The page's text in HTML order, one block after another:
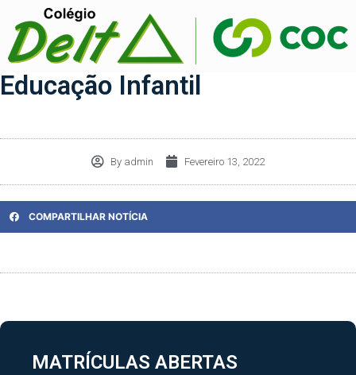
Educação Infantil
By admin Fevereiro 13, 2022
COMPARTILHAR NOTÍCIA
MATRÍCULAS ABERTAS